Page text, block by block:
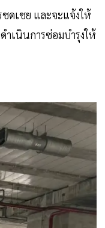
ดเชย และจะแจ้งให้
เนินการซ่อมบำรุงให้